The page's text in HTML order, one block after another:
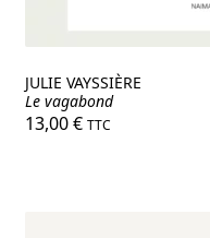
JULIE VAYSSIÈRE
Le vagabond
13,00€ TTC